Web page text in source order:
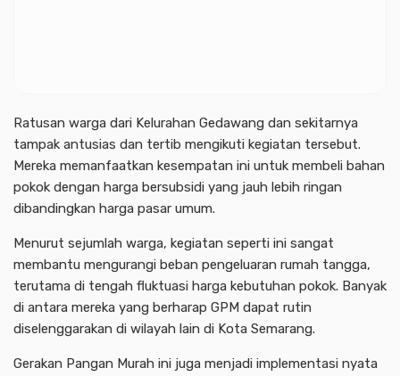
Ratusan warga dari Kelurahan Gedawang dan sekitarnya
tampak antusias dan tertib mengikuti kegiatan tersebut.
Mereka memanfaatkan kesempatan ini untuk membeli bahan
pokok dengan harga bersubsidi yang jauh lebih ringan
dibandingkan harga pasar umum.
Menurut sejumlah warga, kegiatan seperti ini sangat
membantu mengurangi beban pengeluaran rumah tangga,
terutama di tengah fluktuasi harga kebutuhan pokok. Banyak
di antara mereka yang berharap GPM dapat rutin
diselenggarakan di wilayah lain di Kota Semarang.
Gerakan Pangan Murah ini juga menjadi implementasi nyata